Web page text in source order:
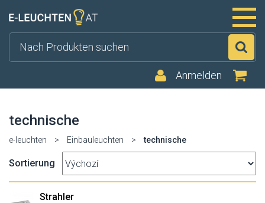
Anmelden
technische
e-leuchten > Einbauleuchten > technische
Sortierung
Strahler